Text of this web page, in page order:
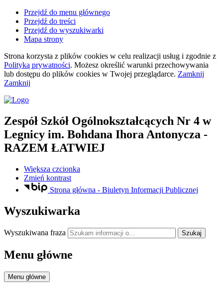
Przejdź do menu głównego
Przejdź do treści
Przejdź do wyszukiwarki
Mapa strony
Strona korzysta z plików cookies w celu realizacji usług i zgodnie z
Polityką prywatności. Możesz określić warunki przechowywania
lub dostępu do plików cookies w Twojej przeglądarce. Zamknij
Zamknij
Zespół Szkół Ogólnokształcących Nr 4 w
Legnicy im. Bohdana Ihora Antonycza -
RAZEM ŁATWIEJ
Większa czcionka
Zmień kontrast
Strona główna - Biuletyn Informacji Publicznej
Wyszukiwarka
Wyszukiwana fraza Szukaj
Menu główne
Menu główne